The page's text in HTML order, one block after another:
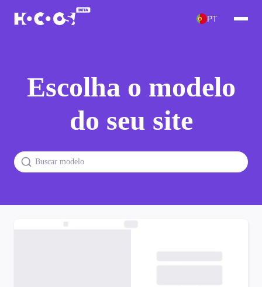
PT
Escolha o modelo
do seu site